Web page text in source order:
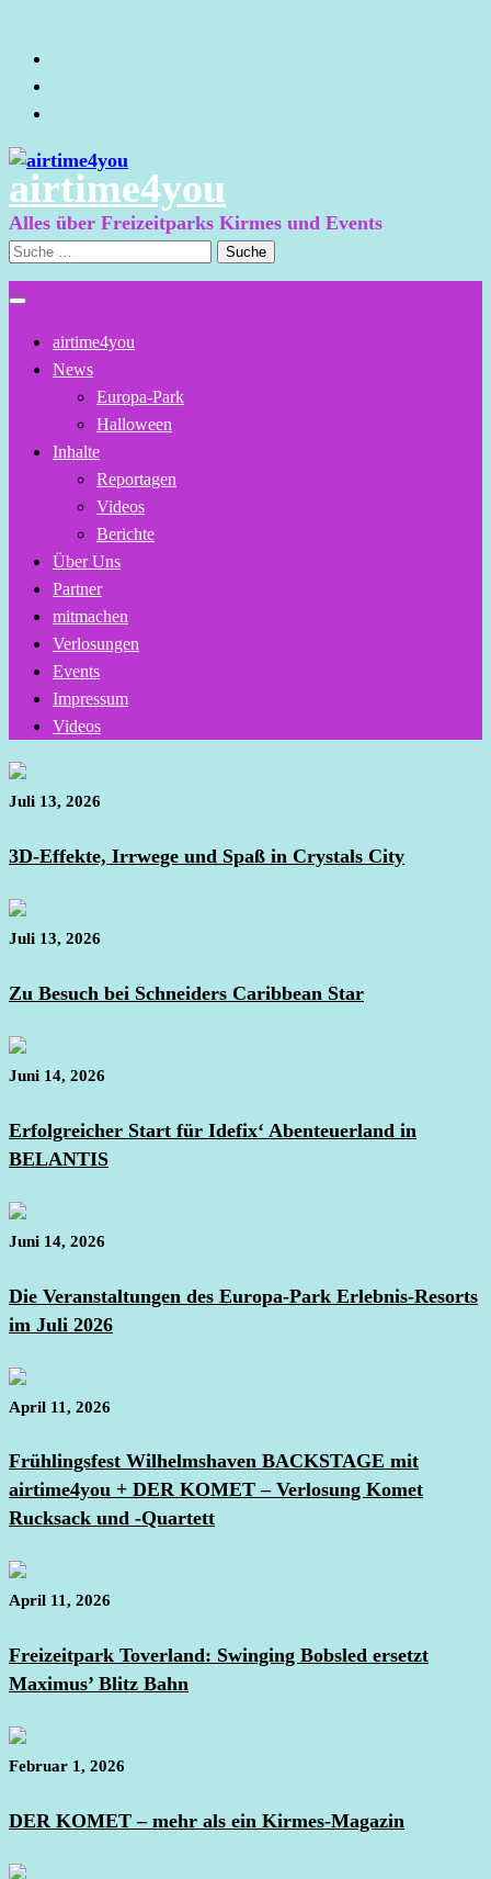
airtime4you
Alles über Freizeitparks Kirmes und Events
Suche
nach:
airtime4you
News
Europa-Park
Halloween
Inhalte
Reportagen
Videos
Berichte
Über Uns
Partner
mitmachen
Verlosungen
Events
Impressum
Videos
Juli 13, 2026
3D-Effekte, Irrwege und Spaß in Crystals City
Juli 13, 2026
Zu Besuch bei Schneiders Caribbean Star
Juni 14, 2026
Erfolgreicher Start für Idefix‘ Abenteuerland in
BELANTIS
Juni 14, 2026
Die Veranstaltungen des Europa-Park Erlebnis-Resorts
im Juli 2026
April 11, 2026
Frühlingsfest Wilhelmshaven BACKSTAGE mit
airtime4you + DER KOMET – Verlosung Komet
Rucksack und -Quartett
April 11, 2026
Freizeitpark Toverland: Swinging Bobsled ersetzt
Maximus’ Blitz Bahn
Februar 1, 2026
DER KOMET – mehr als ein Kirmes-Magazin